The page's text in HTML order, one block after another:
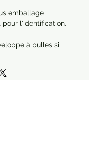
emballage
pour l'identification.
à bulles si
produit sera